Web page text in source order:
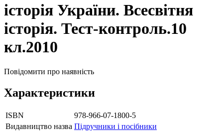
історія України. Всесвітня
історія. Тест-контроль.10
кл.2010
Повідомити про наявність
Характеристики
ISBN
978-966-07-1800-5
Видавництво назва Підручники і посібники